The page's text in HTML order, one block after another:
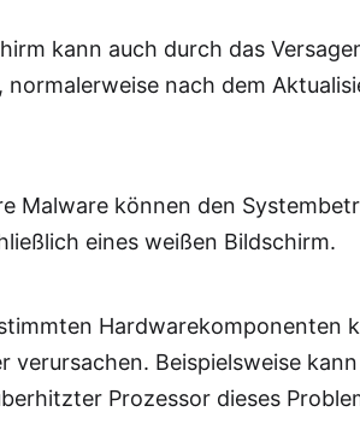
Startup-Reparatur verwenden
Wiederherstellung des
kann auch durch das
nach dem
Malware können den
eines weißen Bildschirm.
Hardwarekomponenten
verursachen. Beispielsweise
Prozessor dieses